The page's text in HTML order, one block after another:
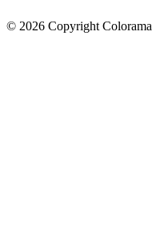
© 2026 Copyright Colorama